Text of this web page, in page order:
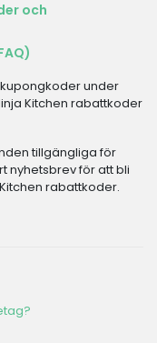
och
under
Kitchen rabattkoder
tillgängliga för
nyhetsbrev för att bli
rabattkoder.